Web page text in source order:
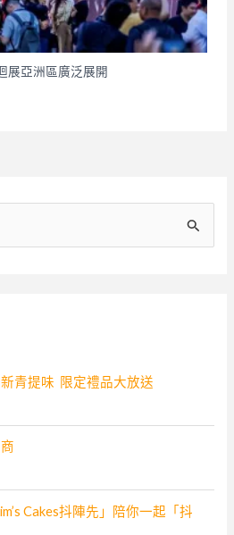
展亞洲區廣泛展開
青提味 限定禮品大放送
Cakes抖陣先」陪你一起「抖